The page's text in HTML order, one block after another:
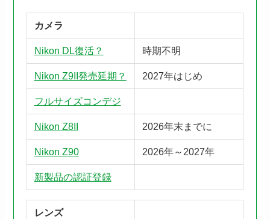
カメラ
Nikon DL復活？ 時期不明
Nikon Z9II発売延期？ 2027年はじめ
フルサイズコンデジ
Nikon Z8II 2026年末までに
Nikon Z90 2026年～2027年
新製品の認証登録
レンズ